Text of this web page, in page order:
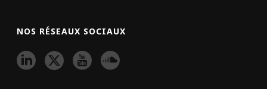
NOS RÉSEAUX SOCIAUX